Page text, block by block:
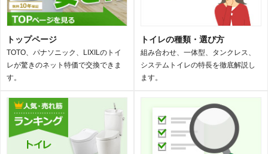
トップページ
TOTO、パナソニック、LIXILのトイ
レが驚きのネット特価で交換できま
す。
トイレの種類・選び方
組み合わせ、一体型、タンクレス、
システムトイレの特長を徹底解説し
ます。